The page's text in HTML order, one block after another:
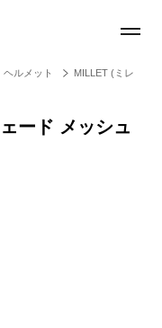
ヘルメット
MILLET (ミレ
ード メッシュ